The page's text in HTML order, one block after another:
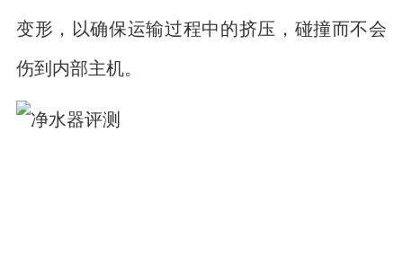
变形，以确保运输过程中的挤压，碰撞而不会
伤到内部主机。